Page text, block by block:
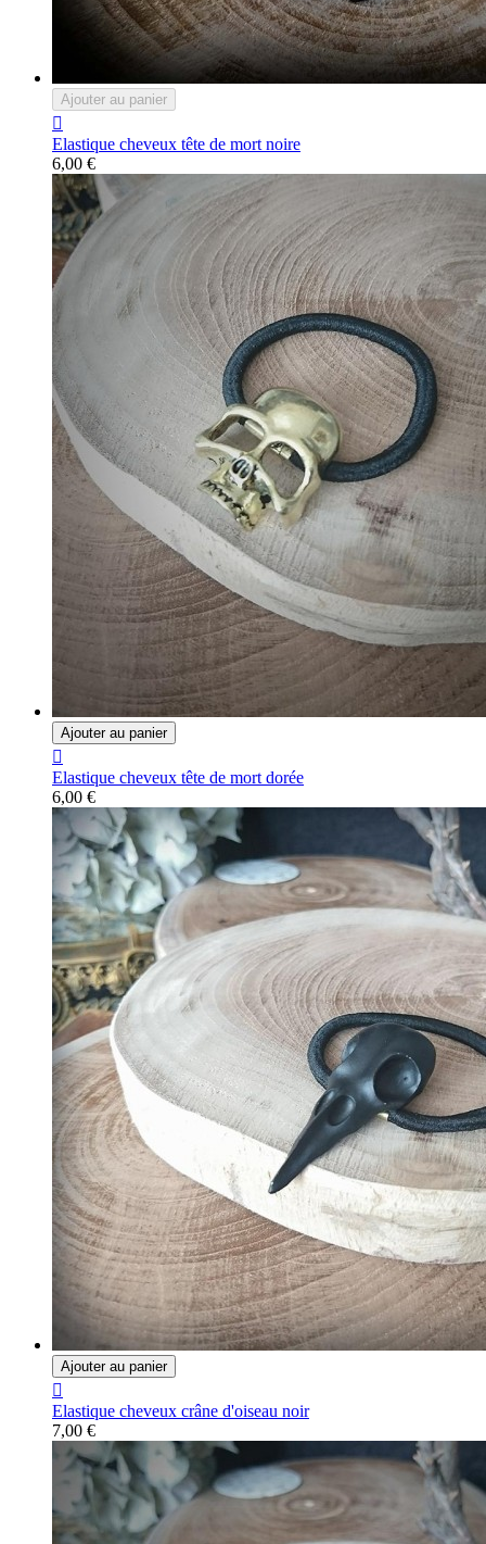
Ajouter au panier

Elastique cheveux tête de mort noire
6,00 €
Ajouter au panier

Elastique cheveux tête de mort dorée
6,00 €
Ajouter au panier

Elastique cheveux crâne d'oiseau noir
7,00 €